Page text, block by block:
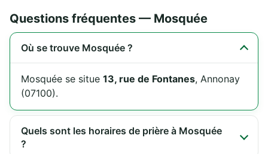
Questions fréquentes — Mosquée
Où se trouve Mosquée ?
Mosquée se situe 13, rue de Fontanes, Annonay
(07100).
Quels sont les horaires de prière à Mosquée
?